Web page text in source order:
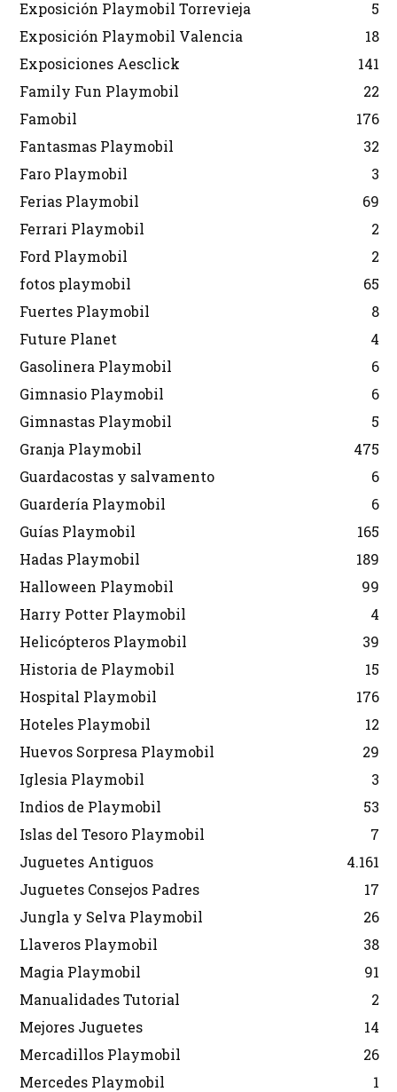
Exposición Playmobil Torrevieja
5
Exposición Playmobil Valencia
18
Exposiciones Aesclick
141
Family Fun Playmobil
22
Famobil
176
Fantasmas Playmobil
32
Faro Playmobil
3
Ferias Playmobil
69
Ferrari Playmobil
2
Ford Playmobil
2
fotos playmobil
65
Fuertes Playmobil
8
Future Planet
4
Gasolinera Playmobil
6
Gimnasio Playmobil
6
Gimnastas Playmobil
5
Granja Playmobil
475
Guardacostas y salvamento
6
Guardería Playmobil
6
Guías Playmobil
165
Hadas Playmobil
189
Halloween Playmobil
99
Harry Potter Playmobil
4
Helicópteros Playmobil
39
Historia de Playmobil
15
Hospital Playmobil
176
Hoteles Playmobil
12
Huevos Sorpresa Playmobil
29
Iglesia Playmobil
3
Indios de Playmobil
53
Islas del Tesoro Playmobil
7
Juguetes Antiguos
4.161
Juguetes Consejos Padres
17
Jungla y Selva Playmobil
26
Llaveros Playmobil
38
Magia Playmobil
91
Manualidades Tutorial
2
Mejores Juguetes
14
Mercadillos Playmobil
26
Mercedes Playmobil
1